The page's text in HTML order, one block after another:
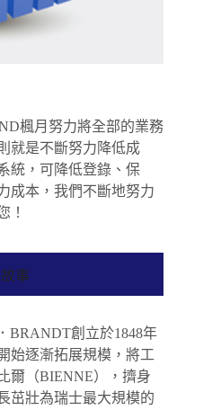
楓月努力將全部的業務
就是不斷努力降低成
統，可降低登錄、保
成本，我們不斷地努力
！
事
BRANDT創立於1848年
始逐漸拓展規模，將工
爾（BIENNE），擠身
茁壯為瑞士最大規模的